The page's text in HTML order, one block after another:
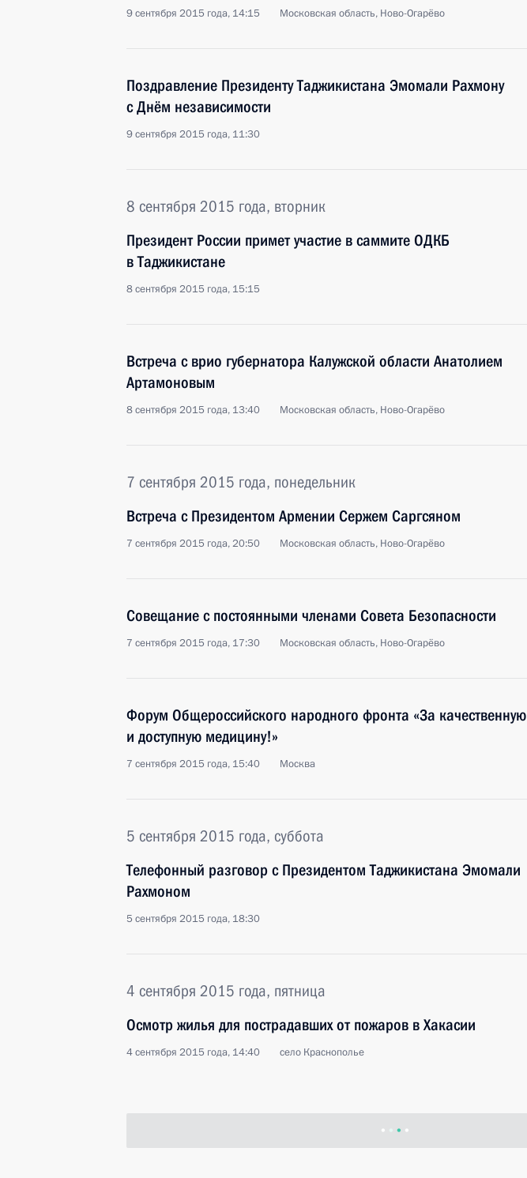
9 сентября 2015 года, 14:15 Московская область, Ново-Огарёво
Поздравление Президенту Таджикистана Эмомали Рахмону
с Днём независимости
9 сентября 2015 года, 11:30
8 сентября 2015 года, вторник
Президент России примет участие в саммите ОДКБ
в Таджикистане
8 сентября 2015 года, 15:15
Встреча с врио губернатора Калужской области Анатолием
Артамоновым
8 сентября 2015 года, 13:40 Московская область, Ново-Огарёво
7 сентября 2015 года, понедельник
Встреча с Президентом Армении Сержем Саргсяном
7 сентября 2015 года, 20:50 Московская область, Ново-Огарёво
Совещание с постоянными членами Совета Безопасности
7 сентября 2015 года, 17:30 Московская область, Ново-Огарёво
Форум Общероссийского народного фронта «За качественную
и доступную медицину!»
7 сентября 2015 года, 15:40 Москва
5 сентября 2015 года, суббота
Телефонный разговор с Президентом Таджикистана Эмомали
Рахмоном
5 сентября 2015 года, 18:30
4 сентября 2015 года, пятница
Осмотр жилья для пострадавших от пожаров в Хакасии
4 сентября 2015 года, 14:40 село Краснополье
Владимир Путин встретится с Президентом Армении Сержем